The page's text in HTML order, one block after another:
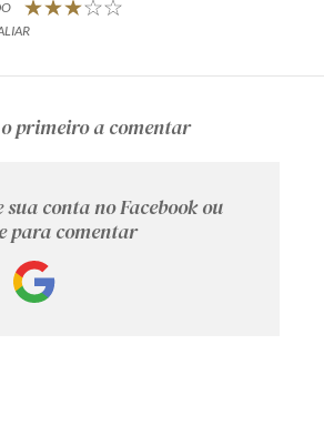
primeiro a comentar
conta no Facebook ou
para comentar